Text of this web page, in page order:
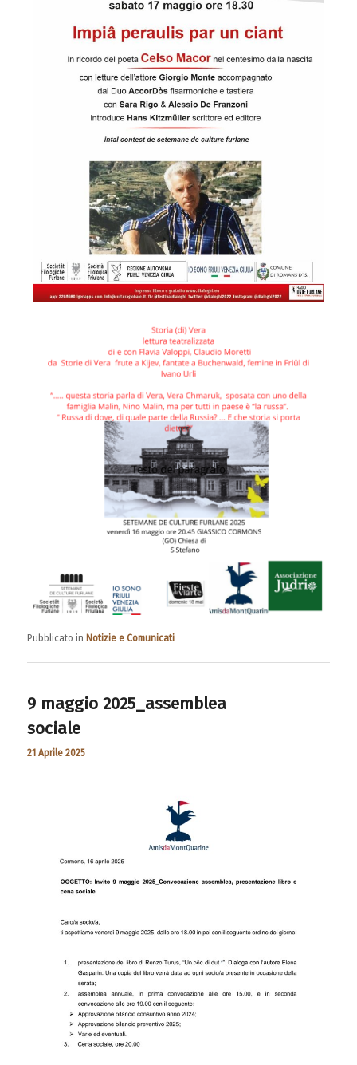
Pubblicato in Notizie e Comunicati
9 maggio 2025_assemblea
sociale
21 Aprile 2025